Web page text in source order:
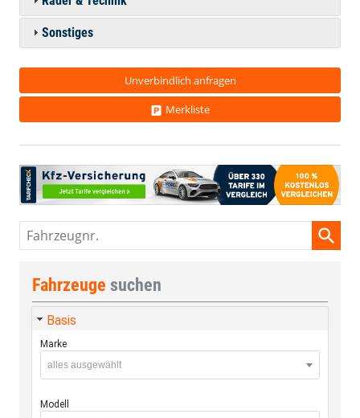
Sonstiges
Unverbindlich anfragen
Merkliste
Fahrzeugnr.
Fahrzeuge suchen
Basis
Marke
alles ausgewählt
Modell